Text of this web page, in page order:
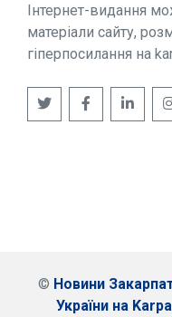
Інтернет-видання
матеріали сайту,
гіперпосилання на
© Новини
України на